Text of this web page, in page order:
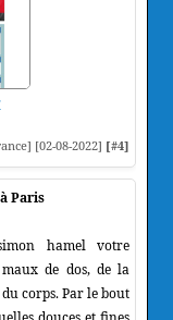
[02-08-2022] [#4]
Paris
hamel votre
de dos, de la
corps. Par le bout